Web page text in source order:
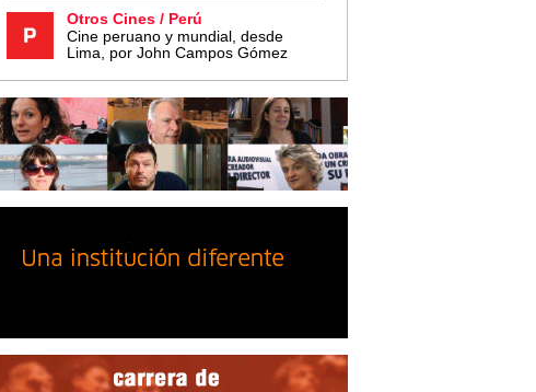
Otros Cines / Perú
Cine peruano y mundial, desde
Lima, por John Campos Gómez